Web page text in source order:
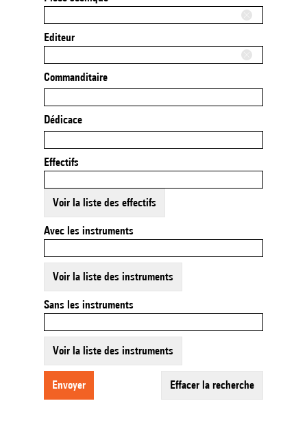
Editeur
Commanditaire
Dédicace
Effectifs
Voir la liste des effectifs
Avec les instruments
Voir la liste des instruments
Sans les instruments
Voir la liste des instruments
envoyer effacer la recherche